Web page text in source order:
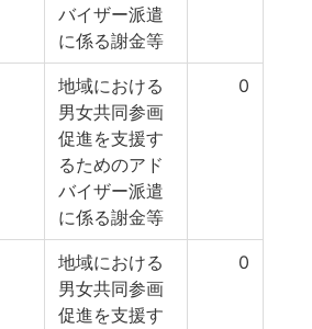
バイザー派遣
に係る謝金等
地域における
男女共同参画
促進を支援す
るためのアド
バイザー派遣
に係る謝金等
0
地域における
男女共同参画
促進を支援す
0